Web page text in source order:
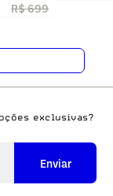
R$ 699
exclusivas?
Enviar